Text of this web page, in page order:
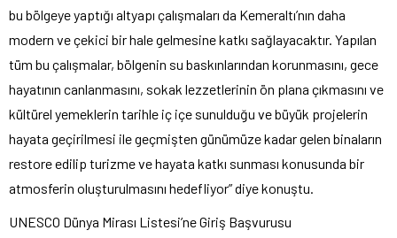
bu bölgeye yaptığı altyapı çalışmaları da Kemeraltı’nın daha
modern ve çekici bir hale gelmesine katkı sağlayacaktır. Yapılan
tüm bu çalışmalar, bölgenin su baskınlarından korunmasını, gece
hayatının canlanmasını, sokak lezzetlerinin ön plana çıkmasını ve
kültürel yemeklerin tarihle iç içe sunulduğu ve büyük projelerin
hayata geçirilmesi ile geçmişten günümüze kadar gelen binaların
restore edilip turizme ve hayata katkı sunması konusunda bir
atmosferin oluşturulmasını hedefliyor” diye konuştu.
UNESCO Dünya Mirası Listesi’ne Giriş Başvurusu